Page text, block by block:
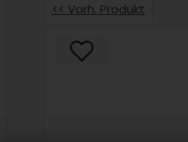
<< Vorh. Produkt